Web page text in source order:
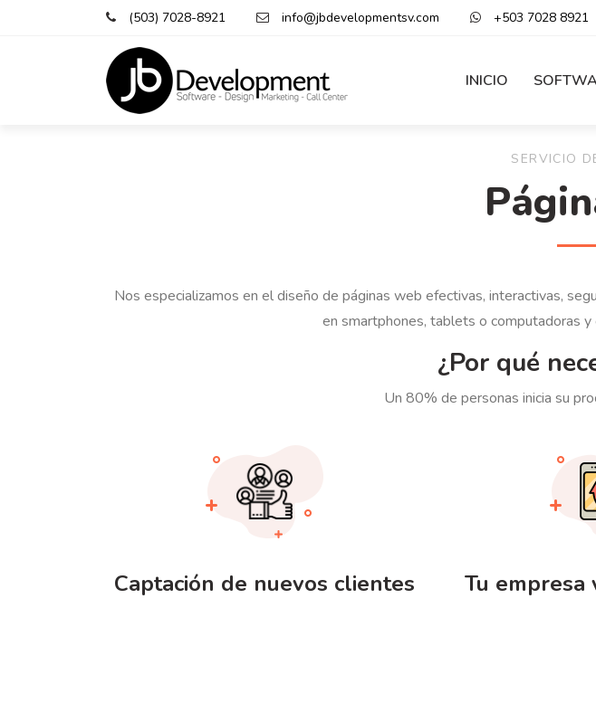
(503) 7028-8921 info@jbdevelopmentsv.com +503 7028 8921
INICIO
SERVICIO
Nos especializamos en el diseño de páginas web efectivas, interactivas,
en smartphones, tablets o computadoras
¿Por qué
Un 80% de personas inicia su
Captación de nuevos clientes Tu empresa